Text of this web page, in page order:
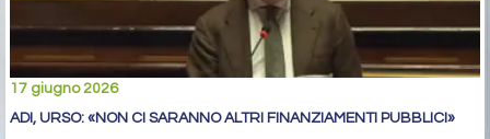
17 giugno 2026
ADI, URSO: «NON CI SARANNO ALTRI FINANZIAMENTI PUBBLICI»